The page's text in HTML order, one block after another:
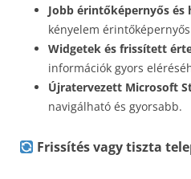
Jobb érintőképernyős és
kényelem
Widgetek és frissített
információk gyors
Újratervezett Microsoft
navigálható és gyorsabb.
Frissítés vagy tiszta